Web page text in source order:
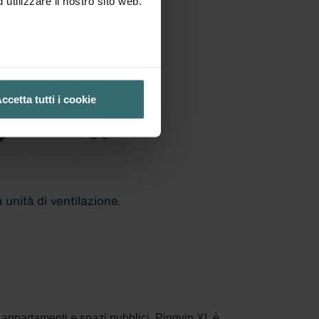
tutti i cookie